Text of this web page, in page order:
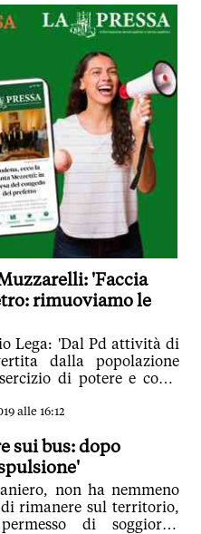
'Faccia
rimuoviamo le
Lega: 'Dal Pd attività di
dalla popolazione
di potere e come
alle 16:12
sui bus: dopo
non ha nemmeno
rimanere sul territorio,
di soggiorno